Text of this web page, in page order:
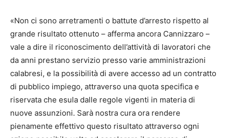
«Non ci sono arretramenti o battute d’arresto rispetto al
grande risultato ottenuto – afferma ancora Cannizzaro –
vale a dire il riconoscimento dell’attività di lavoratori che
da anni prestano servizio presso varie amministrazioni
calabresi, e la possibilità di avere accesso ad un contratto
di pubblico impiego, attraverso una quota specifica e
riservata che esula dalle regole vigenti in materia di
nuove assunzioni. Sarà nostra cura ora rendere
pienamente effettivo questo risultato attraverso ogni